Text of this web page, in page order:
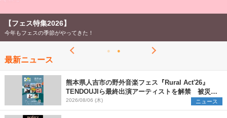
【フェス特集2026】
今年もフェスの季節がやってきた！
最新ニュース
熊本県人吉市の野外音楽フェス『Rural Act'26』
TENDOUJIら最終出演アーティストを解禁 被災地
支援プロジェクトの始動も発表
2026/08/06 (木) ニュース